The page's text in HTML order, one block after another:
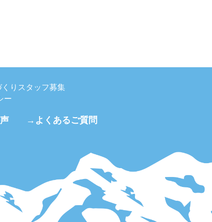
くりスタッフ募集
ー
→よくあるご質問